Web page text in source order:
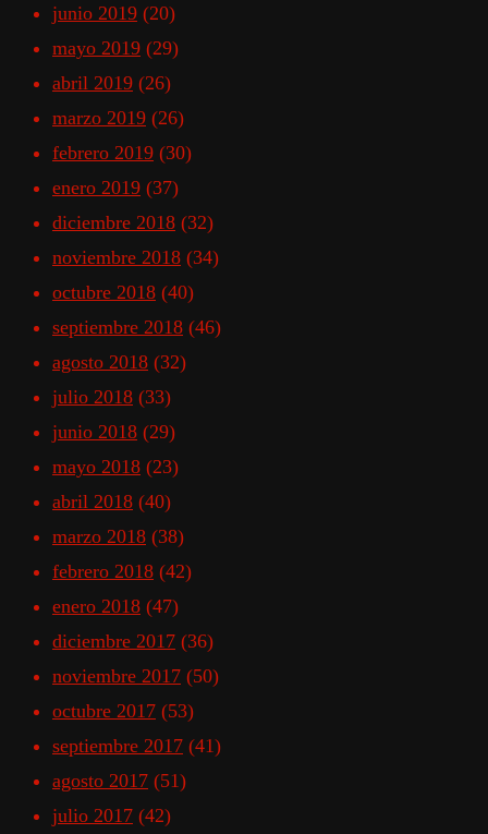
junio 2019 (20)
mayo 2019 (29)
abril 2019 (26)
marzo 2019 (26)
febrero 2019 (30)
enero 2019 (37)
diciembre 2018 (32)
noviembre 2018 (34)
octubre 2018 (40)
septiembre 2018 (46)
agosto 2018 (32)
julio 2018 (33)
junio 2018 (29)
mayo 2018 (23)
abril 2018 (40)
marzo 2018 (38)
febrero 2018 (42)
enero 2018 (47)
diciembre 2017 (36)
noviembre 2017 (50)
octubre 2017 (53)
septiembre 2017 (41)
agosto 2017 (51)
julio 2017 (42)